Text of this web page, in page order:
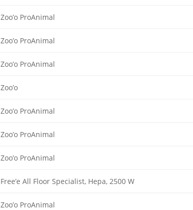
Zoo’o ProAnimal
Zoo’o ProAnimal
Zoo’o ProAnimal
Zoo’o
Zoo’o ProAnimal
Zoo’o ProAnimal
Zoo’o ProAnimal
Free’e All Floor Specialist, Hepa, 2500 W
Zoo’o ProAnimal